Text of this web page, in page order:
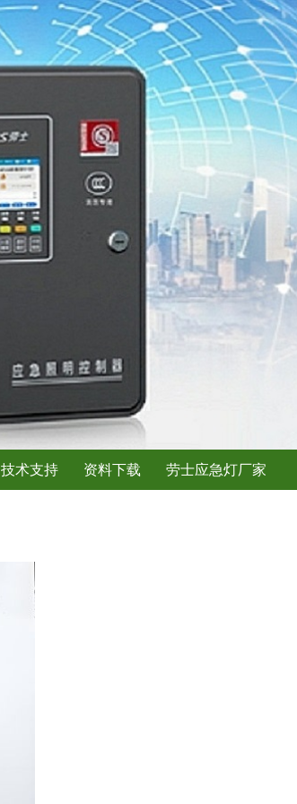
技术支持 资料下载 劳士应急灯厂家